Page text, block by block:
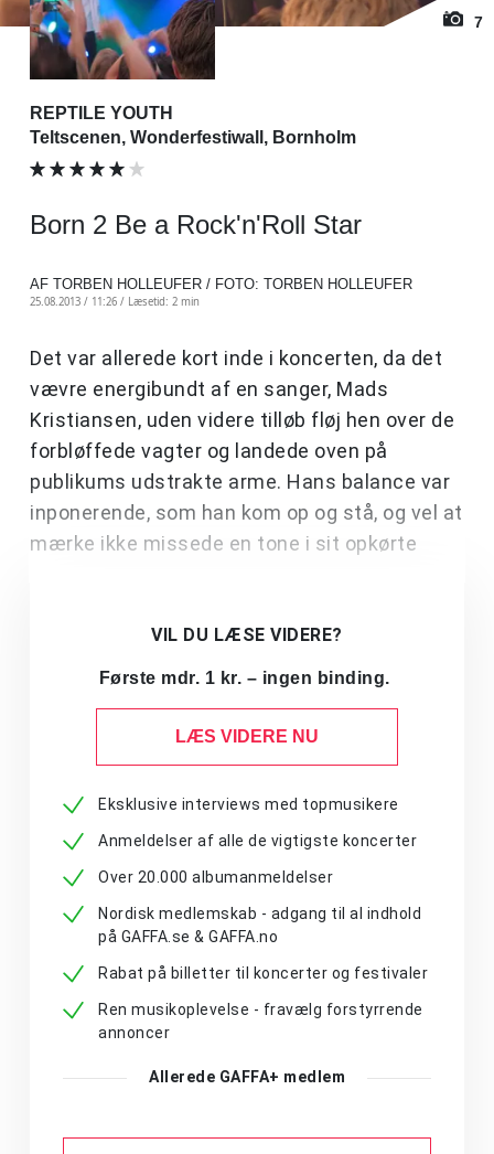
7
REPTILE YOUTH
Teltscenen, Wonderfestiwall, Bornholm
Born 2 Be a Rock'n'Roll Star
AF TORBEN HOLLEUFER / FOTO: TORBEN HOLLEUFER
25.08.2013 / 11:26 / Læsetid: 2 min
Det var allerede kort inde i koncerten, da det
vævre energibundt af en sanger, Mads
Kristiansen, uden videre tilløb fløj hen over de
forbløffede vagter og landede oven på
publikums udstrakte arme. Hans balance var
inponerende, som han kom op og stå, og vel at
mærke ikke missede en tone i sit opkørte
VIL DU LÆSE VIDERE?
Første mdr. 1 kr. – ingen binding.
LÆS VIDERE NU
Eksklusive interviews med topmusikere
Anmeldelser af alle de vigtigste koncerter
Over 20.000 albumanmeldelser
Nordisk medlemskab - adgang til al indhold
på GAFFA.se & GAFFA.no
Rabat på billetter til koncerter og festivaler
Ren musikoplevelse - fravælg forstyrrende
annoncer
Allerede GAFFA+ medlem